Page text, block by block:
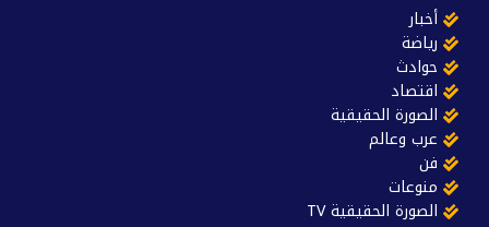
أخبار
رياضة
حوادث
اقتصاد
الصورة الحقيقية
عرب وعالم
فن
منوعات
الصورة الحقيقية TV